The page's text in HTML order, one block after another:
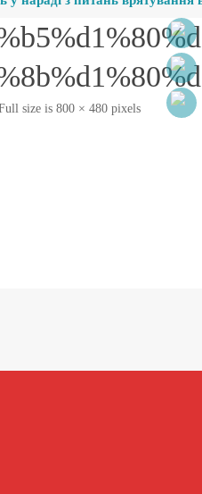
size is800 × 480 pixels